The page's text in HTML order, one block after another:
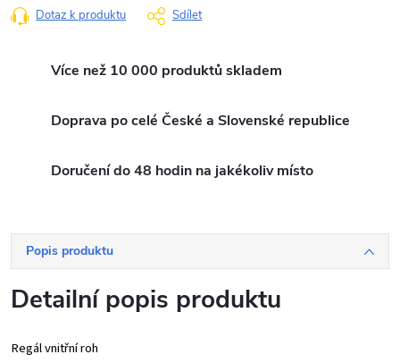
Dotaz k produktu Sdílet
Více než 10 000 produktů skladem
Doprava po celé České a Slovenské republice
Doručení do 48 hodin na jakékoliv místo
Popis produktu
Detailní popis produktu
Regál vnitřní roh